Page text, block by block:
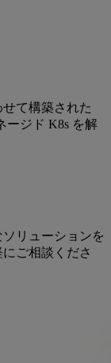
て構築された
ージド K8s を解
リューションを
ご相談くださ